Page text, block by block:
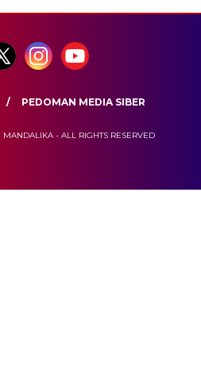
PEDOMAN MEDIA SIBER
- ALL RIGHTS RESERVED